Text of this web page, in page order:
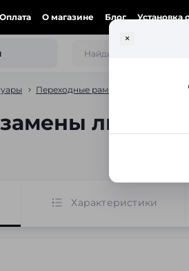
О магазине Блог Установка
Переходные рамки для замены
×
линз
Характеристики